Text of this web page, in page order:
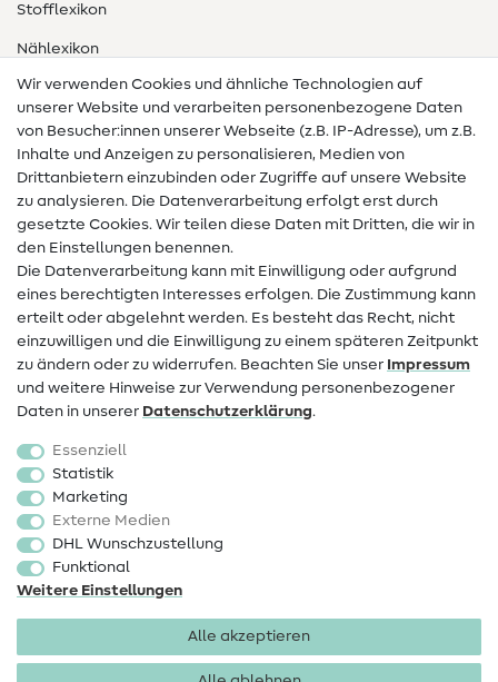
Stofflexikon
Nählexikon
Nähanleitungen
Hilfe & Kontakt
Kontakt
Infos zum Betreiberwechsel
Widerrufsrecht
Beliebt
Stoffe
Sale
Schnittmuster
Wir verwenden Cookies und ähnliche Technologien auf
unserer Website und verarbeiten personenbezogene Daten
von Besucher:innen unserer Webseite (z.B. IP-Adresse), um z.B.
Inhalte und Anzeigen zu personalisieren, Medien von
Drittanbietern einzubinden oder Zugriffe auf unsere Website
zu analysieren. Die Datenverarbeitung erfolgt erst durch
gesetzte Cookies. Wir teilen diese Daten mit Dritten, die wir in
den Einstellungen benennen.
Die Datenverarbeitung kann mit Einwilligung oder aufgrund
eines berechtigten Interesses erfolgen. Die Zustimmung kann
erteilt oder abgelehnt werden. Es besteht das Recht, nicht
einzuwilligen und die Einwilligung zu einem späteren Zeitpunkt
zu ändern oder zu widerrufen. Beachten Sie unser Impressum
und weitere Hinweise zur Verwendung personenbezogener
Daten in unserer Daten­schutz­erklärung.
Essenziell
Statistik
Marketing
Externe Medien
DHL Wunschzustellung
Funktional
Weitere Einstellungen
Alle akzeptieren
Impressum Datenschutz
AGB